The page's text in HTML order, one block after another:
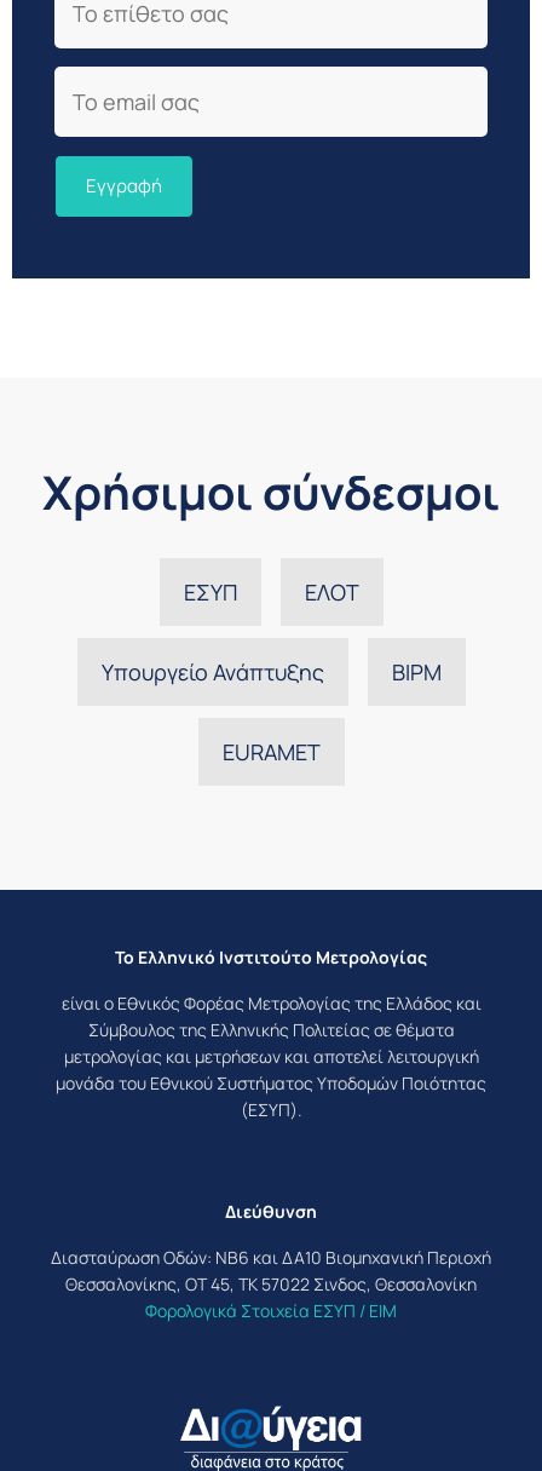
Χρήσιμοι σύνδεσμοι
ΕΣΥΠ ΕΛΟΤ
Υπουργείο Ανάπτυξης BIPM
EURAMET
Το Ελληνικό Ινστιτούτο Μετρολογίας
είναι ο Εθνικός Φορέας Μετρολογίας της Ελλάδος και
Σύμβουλος της Ελληνικής Πολιτείας σε θέματα
μετρολογίας και μετρήσεων και αποτελεί λειτουργική
μονάδα του Εθνικού Συστήματος Υποδομών Ποιότητας
(ΕΣΥΠ).
Διεύθυνση
Διασταύρωση Οδών: ΝΒ6 και ΔΑ10 Βιομηχανική Περιοχή
Θεσσαλονίκης, ΟΤ 45, ΤΚ 57022 Σινδος, Θεσσαλονίκη
Φορολογικά Στοιχεία ΕΣΥΠ / ΕΙΜ